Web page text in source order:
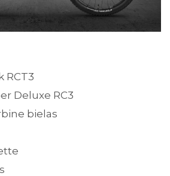
RCT3
Deluxe RC3
bielas